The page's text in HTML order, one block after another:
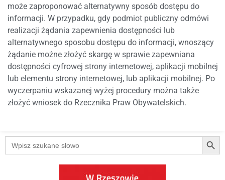
może zaproponować alternatywny sposób dostępu do
informacji. W przypadku, gdy podmiot publiczny odmówi
realizacji żądania zapewnienia dostępności lub
alternatywnego sposobu dostępu do informacji, wnoszący
żądanie możne złożyć skargę w sprawie zapewniana
dostępności cyfrowej strony internetowej, aplikacji mobilnej
lub elementu strony internetowej, lub aplikacji mobilnej. Po
wyczerpaniu wskazanej wyżej procedury można także
złożyć wniosek do Rzecznika Praw Obywatelskich.
Search
for: